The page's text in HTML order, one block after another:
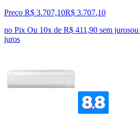
Preço R$ 3.707,10R$ 3.707,10
no Pix Ou 10x de R$ 411,90 sem jurosou
juros